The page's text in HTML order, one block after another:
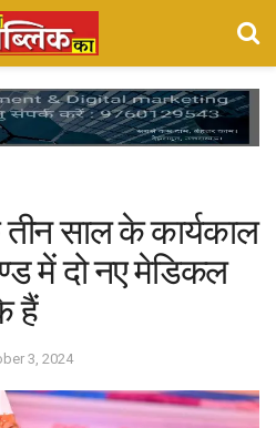
साल के कार्यकाल
में दो नए मेडिकल
हैं
3, 2024